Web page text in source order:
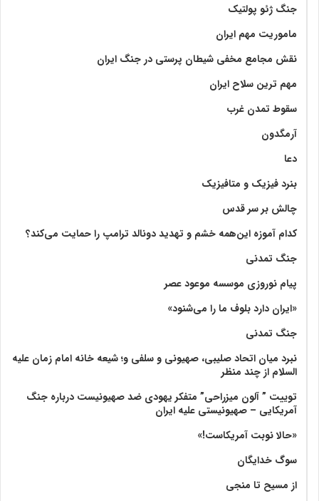
جنگ ژئو پولتیک
ماموریت مهم ایران
نقش مجامع مخفی شیطان پرستی در جنگ ایران
مهم ترین سلاح ایران
سقوط تمدن غرب
آرمگدون
دعا
بنرد فیزیک و متافیزیک
چالش بر سر قدس
کدام آموزه این‌همه خشم و تهدید دونالد ترامپ را حمایت می‌کند؟
جنگ تمدنی
پیام نوروزی موسسه موعود عصر
«ایران دارد بلوف ما را می‌شنود»
جنگ تمدنی
نبرد میان اتحاد صلیبی، صهیونی و سلفی و؛ شیعه خانه امام زمان علیه
السلام از چند منظر
توییت ” آلون میزراحی” متفکر یهودی ضد صهیونیست درباره جنگ
آمریکایی – صهیونیستی علیه ایران
«حالا نوبت آمریکاست!»
سوگ خدایگان
از مسیح تا منجی